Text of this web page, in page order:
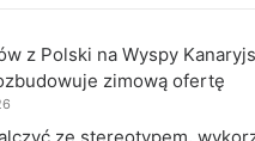
z Polski na Wyspy
zimową ofertę